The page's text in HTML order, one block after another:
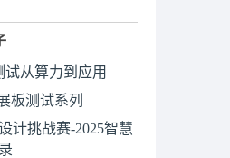
试从算力到应用
板测试系列
计挑战赛-2025智慧